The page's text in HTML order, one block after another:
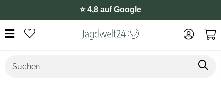
⭐️ 4,8 auf Google